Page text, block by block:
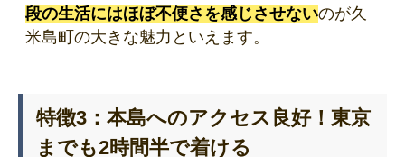
段の生活にはほぼ不便さを感じさせないのが久
米島町の大きな魅力といえます。
特徴3：本島へのアクセス良好！東京
までも2時間半で着ける